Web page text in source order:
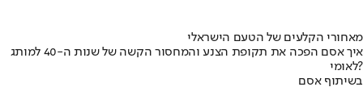
מאחורי הקלעים של הטעם הישראלי
איך אסם הפכה את תקופת הצנע והמחסור הקשה של שנות ה-40 למותג
לאומי?
בשיתוף אסם